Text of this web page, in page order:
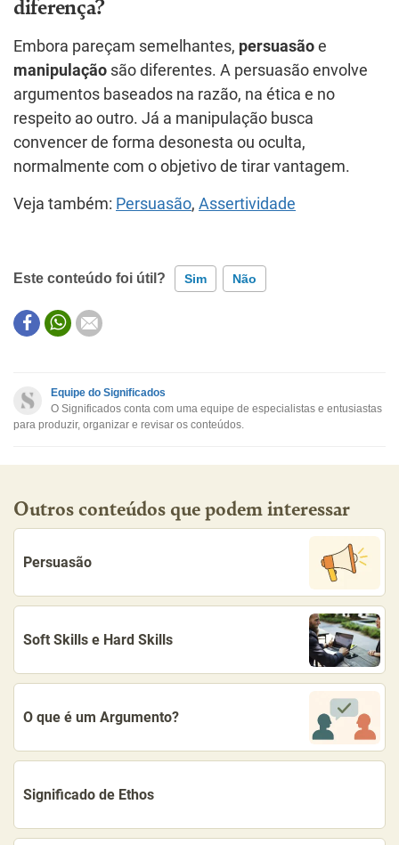
Embora pareçam semelhantes, persuasão e
manipulação são diferentes. A persuasão envolve
argumentos baseados na razão, na ética e no
respeito ao outro. Já a manipulação busca
convencer de forma desonesta ou oculta,
normalmente com o objetivo de tirar vantagem.
Veja também: Persuasão, Assertividade
Este conteúdo foi útil? Sim Não
Este conteúdo não tem a informação que procuro
Outro
Equipe do Significados
O Significados conta com uma equipe de especialistas e entusiastas
para produzir, organizar e revisar os conteúdos.
Outros conteúdos que podem interessar
Persuasão
Soft Skills e Hard Skills
O que é um Argumento?
Significado de Ethos